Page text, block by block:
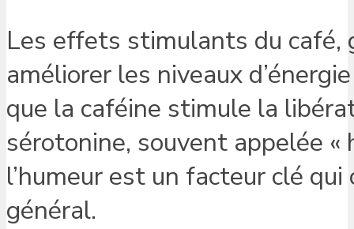
Les effets stimulants du café,
améliorer les niveaux
que la caféine stimule la
sérotonine, souvent appelée
l’humeur est un facteur clé
général.